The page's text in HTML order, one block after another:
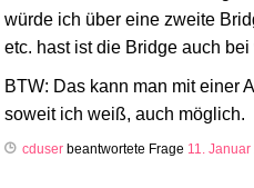
würde ich über eine zweite
etc. hast ist die Bridge auch
BTW: Das kann man mit einer
soweit ich weiß, auch möglich.
cduser beantwortete Frage 11.